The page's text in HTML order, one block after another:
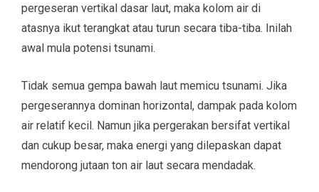
pergeseran vertikal dasar laut, maka kolom air di
atasnya ikut terangkat atau turun secara tiba-tiba. Inilah
awal mula potensi tsunami.
Tidak semua gempa bawah laut memicu tsunami. Jika
pergeserannya dominan horizontal, dampak pada kolom
air relatif kecil. Namun jika pergerakan bersifat vertikal
dan cukup besar, maka energi yang dilepaskan dapat
mendorong jutaan ton air laut secara mendadak.